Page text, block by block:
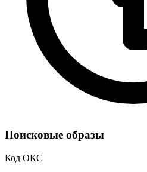
Поисковые образы
Код ОКС